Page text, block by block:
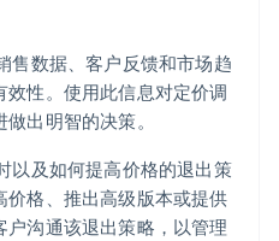
售数据、客户反馈和市场趋
性。使用此信息对定价调
出明智的决策。
以及如何提高价格的退出策
格、推出高级版本或提供
户沟通该退出策略，以管理